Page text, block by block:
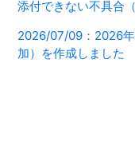
添付できない不具合（
2026/07/09：2026
加）を作成しました